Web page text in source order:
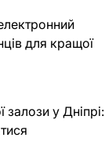
для кращої
у Дніпрі: